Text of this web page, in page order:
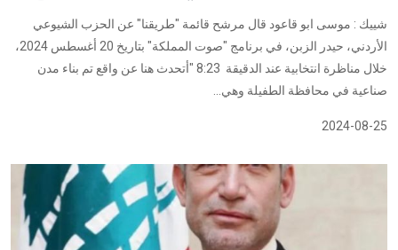
شييك : موسى ابو قاعود قال مرشح قائمة "طريقنا" عن الحزب الشيوعي
الأردني، حيدر الزبن، في برنامج "صوت المملكة" بتاريخ 20 أغسطس 2024،
خلال مناظرة انتخابية عند الدقيقة 8:23 "أتحدث هنا عن واقع تم بناء مدن
صناعية في محافظة الطفيلة وهي...
2024-08-25